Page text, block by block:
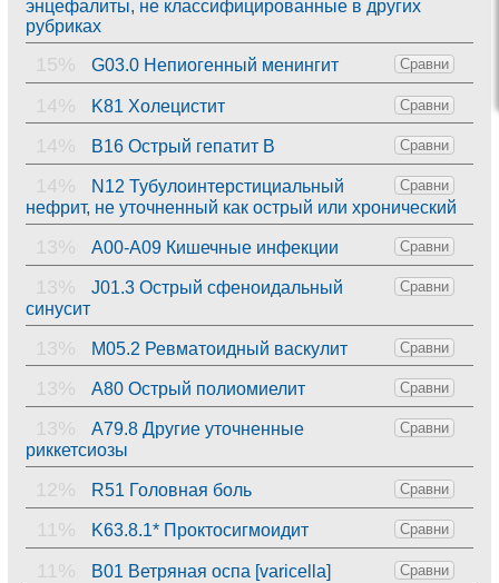
энцефалиты, не классифицированные в других
рубриках
15% Сравни
G03.0 Непиогенный менингит
14% Сравни
K81 Холецистит
14% Сравни
B16 Острый гепатит B
14% Сравни
N12 Тубулоинтерстициальный
нефрит, не уточненный как острый или хронический
13% Сравни
A00-A09 Кишечные инфекции
13% Сравни
J01.3 Острый сфеноидальный
синусит
13% Сравни
M05.2 Ревматоидный васкулит
13% Сравни
A80 Острый полиомиелит
13% Сравни
A79.8 Другие уточненные
риккетсиозы
12% Сравни
R51 Головная боль
11% Сравни
K63.8.1* Проктосигмоидит
11% Сравни
B01 Ветряная оспа [varicella]